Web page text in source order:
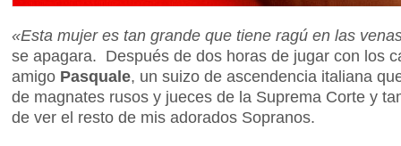
«Esta mujer es tan grande que tiene ragú en las
se apagara. Después de dos horas de jugar con los
amigo Pasquale, un suizo de ascendencia italiana
de magnates rusos y jueces de la Suprema Corte y
de ver el resto de mis adorados Sopranos.